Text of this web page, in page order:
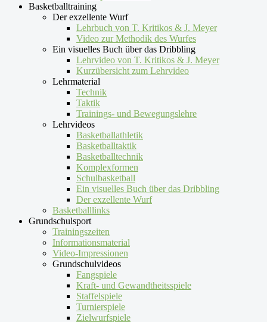
Basketballtraining
Der exzellente Wurf
Lehrbuch von T. Kritikos & J. Meyer
Video zur Methodik des Wurfes
Ein visuelles Buch über das Dribbling
Lehrvideo von T. Kritikos & J. Meyer
Kurzübersicht zum Lehrvideo
Lehrmaterial
Technik
Taktik
Trainings- und Bewegungslehre
Lehrvideos
Basketballathletik
Basketballtaktik
Basketballtechnik
Komplexformen
Schulbasketball
Ein visuelles Buch über das Dribbling
Der exzellente Wurf
Basketballlinks
Grundschulsport
Trainingszeiten
Informationsmaterial
Video-Impressionen
Grundschulvideos
Fangspiele
Kraft- und Gewandtheitsspiele
Staffelspiele
Turnierspiele
Zielwurfspiele